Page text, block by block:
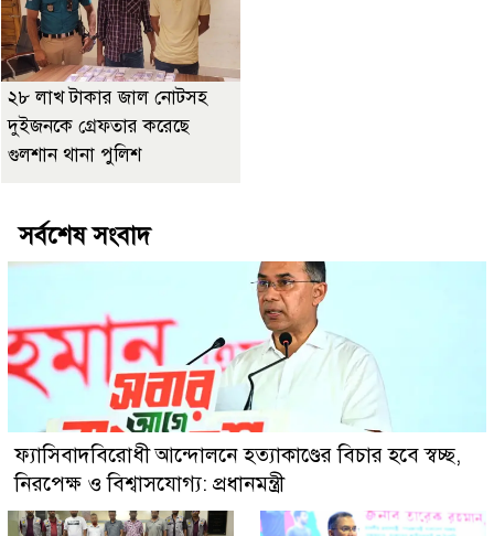
২৮ লাখ টাকার জাল নোটসহ
দুইজনকে গ্রেফতার করেছে
গুলশান থানা পুলিশ
সর্বশেষ সংবাদ
ফ্যাসিবাদবিরোধী আন্দোলনে হত্যাকাণ্ডের বিচার হবে স্বচ্ছ,
নিরপেক্ষ ও বিশ্বাসযোগ্য: প্রধানমন্ত্রী